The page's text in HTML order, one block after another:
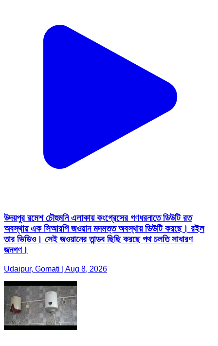
উদয়পুর রমেশ চৌহুমনি এলাকায় কংগ্রেসের গণধরনাতে ডিউটি রত
অবস্থায় এক সিআরপি জওয়ান মদমত্ত অবস্থায় ডিউটি করছে। রইল
তার ভিডিও। সেই জওয়ানের তান্ডব ছিছি করছে পথ চলতি সাধারণ
জনগণ।
Udaipur, Gomati | Aug 8, 2026